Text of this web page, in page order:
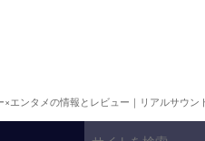
×エンタメの情報とレビュー｜リアルサウン